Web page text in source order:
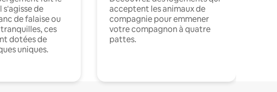
s'agisse de
de falaise ou
ces
dotées de
uniques.
acceptent les animaux de
compagnie pour emmener
votre compagnon à quatre
pattes.